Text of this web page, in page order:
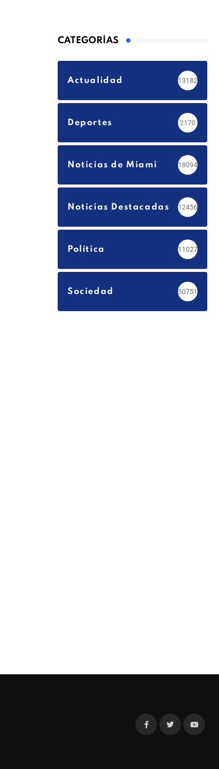
CATEGORÍAS
Actualidad 13182
Deportes 2170
Noticias de Miami 18094
Noticias Destacadas 12456
Política 11027
Sociedad 50751